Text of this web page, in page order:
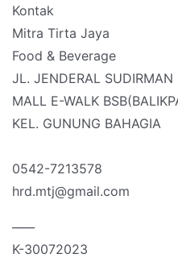
Kontak
Mitra Tirta Jaya
Food & Beverage
JL. JENDERAL
MALL E-WALK
KEL. GUNUNG BAHAGIA
0542-7213578
hrd.mtj@gmail.com
K-30072023